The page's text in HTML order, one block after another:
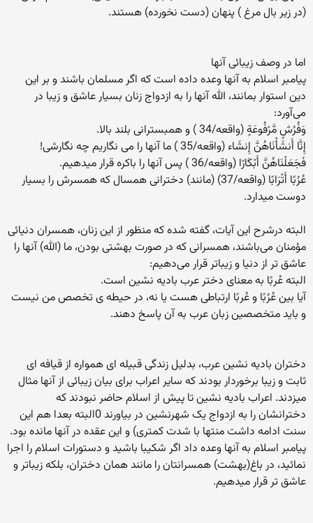
(در زیر بال مرغ ) پنهان (دست نخورده) هستند.
اما در وصف زیبائی آنها
پیامبر اسلام به آنها وعده داده است که اگر مسلمان باشند و بر این
دین استوار بمانند، الله آنها را به ازدواج زنان بسیار عاشق و زیبا در
می‌آورد:
وَفُرُشٍ مَّرْفُوعَةٍ (واقعه/34 ) و همبسترانی بلند بالا.
إِنَّا أَنشَأْنَاهُنَّ إِنشَاء (واقعه/35 ) ما آنها را می نگاریم چه نگارشی!
فَجَعَلْنَاهُنَّ أَبْكَارًا (واقعه/36 ) پس آنها را باکره قرار میدهیم.
عُرُبًا أَتْرَابًا (واقعه/37) (مانند) دخترانی همسال که همسرش را بسیار
دوست میدارد.
البته درشرح این آیات، گفته شده که منظور از این زنان، همسران دنیائی
مؤمنان می‌باشند، همسرانی که در صورت بهشتی بودن، ما (الله) آنها را
عاشق تر از دنیا و زیباتر قرار می‌دهیم:
البته عُربًا به معنای دختر عرب بادیه نشین است.
آیا بین عُرُبًا و عُربًا ارتباطی هست یا نه، در حیطه ی تخصص من نیست
و باید متخصصین زبان عرب به آن پاسخ دهند.
دختران بادیه نشین عرب، بدلیل زندگی قبیله ای همواره از قیافه ای
ثابت و زیبا برخوردار بودند که سایر اعراب برای بیان زیبائی از آنها مثال
میزدند. اعراب بادیه نشین تا پیش از اسلام حاضر نبودند که
دخترانشان را به ازدواج یک شهرنشین در بیاورند 0البته بعدا هم این
سنت ادامه داشت منتها با شدت کمتری) و این عقده در آنها مانده بود.
پیامبر اسلام به آنها وعده داد اگر شکیبا باشید و دستورات اسلام را اجرا
نمائید، در باغ(بهشت) همسرانتان را مانند همان دختران، بلکه زیباتر و
عاشق تر قرار میدهیم.